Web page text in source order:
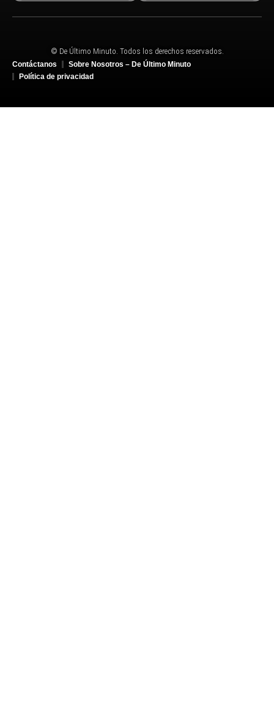
© De Último Minuto. Todos los derechos reservados.
Contáctanos
Sobre Nosotros – De Último Minuto
Política de privacidad